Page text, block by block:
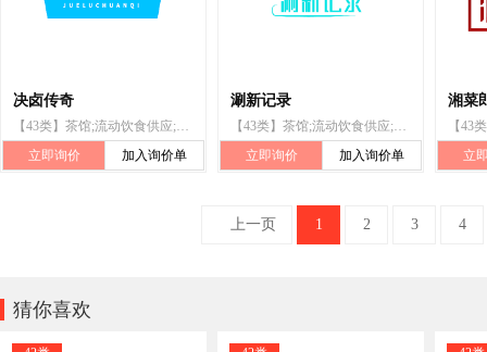
决卤传奇
【43类】茶馆;流动饮食供应;咖啡馆;养老院;动物寄养;餐厅;酒吧服务;旅游房屋出租;日间托儿所（看孩子）;出租椅子、桌子、桌布和玻璃器皿
立即询价
加入询价单
涮新记录
【43类】茶馆;流动饮食供应;咖啡馆;养老院;动物寄养;餐厅;酒吧服务;旅游房屋出租;日间托儿所（看孩子）;出租椅子、桌子、桌布和玻璃器皿
立即询价
加入询价单
湘菜
立
上一页 1 2 3 4
猜你喜欢